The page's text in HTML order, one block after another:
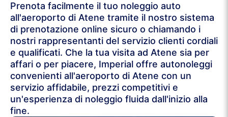
Prenota facilmente il tuo noleggio auto
all'aeroporto di Atene tramite il nostro sistema
di prenotazione online sicuro o chiamando i
nostri rappresentanti del servizio clienti cordiali
e qualificati. Che la tua visita ad Atene sia per
affari o per piacere, Imperial offre autonoleggi
convenienti all'aeroporto di Atene con un
servizio affidabile, prezzi competitivi e
un'esperienza di noleggio fluida dall'inizio alla
fine.